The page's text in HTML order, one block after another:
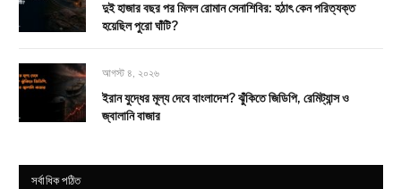
দুই হাজার বছর পর মিলল রোমান সেনাশিবির: হঠাৎ কেন পরিত্যক্ত
হয়েছিল পুরো ঘাঁটি?
আগস্ট ৪, ২০২৬
ইরান যুদ্ধের মূল্য দেবে বাংলাদেশ? ঝুঁকিতে জিডিপি, রেমিট্যান্স ও
জ্বালানি বাজার
সর্বাধিক পঠিত